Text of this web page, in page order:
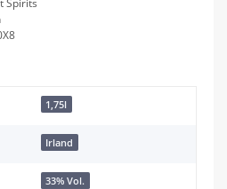
Spirits
1,75l
Irland
33% Vol.